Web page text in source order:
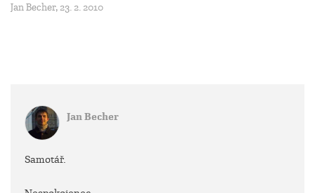
Jan Becher, 23. 2. 2010
Jan Becher
Samotář.